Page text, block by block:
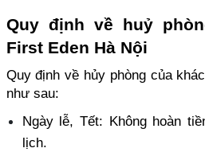
Quy định về huỷ
First Eden Hà Nội
Quy định về hủy phòng của
như sau:
Ngày lễ, Tết: Không hoàn
lịch.